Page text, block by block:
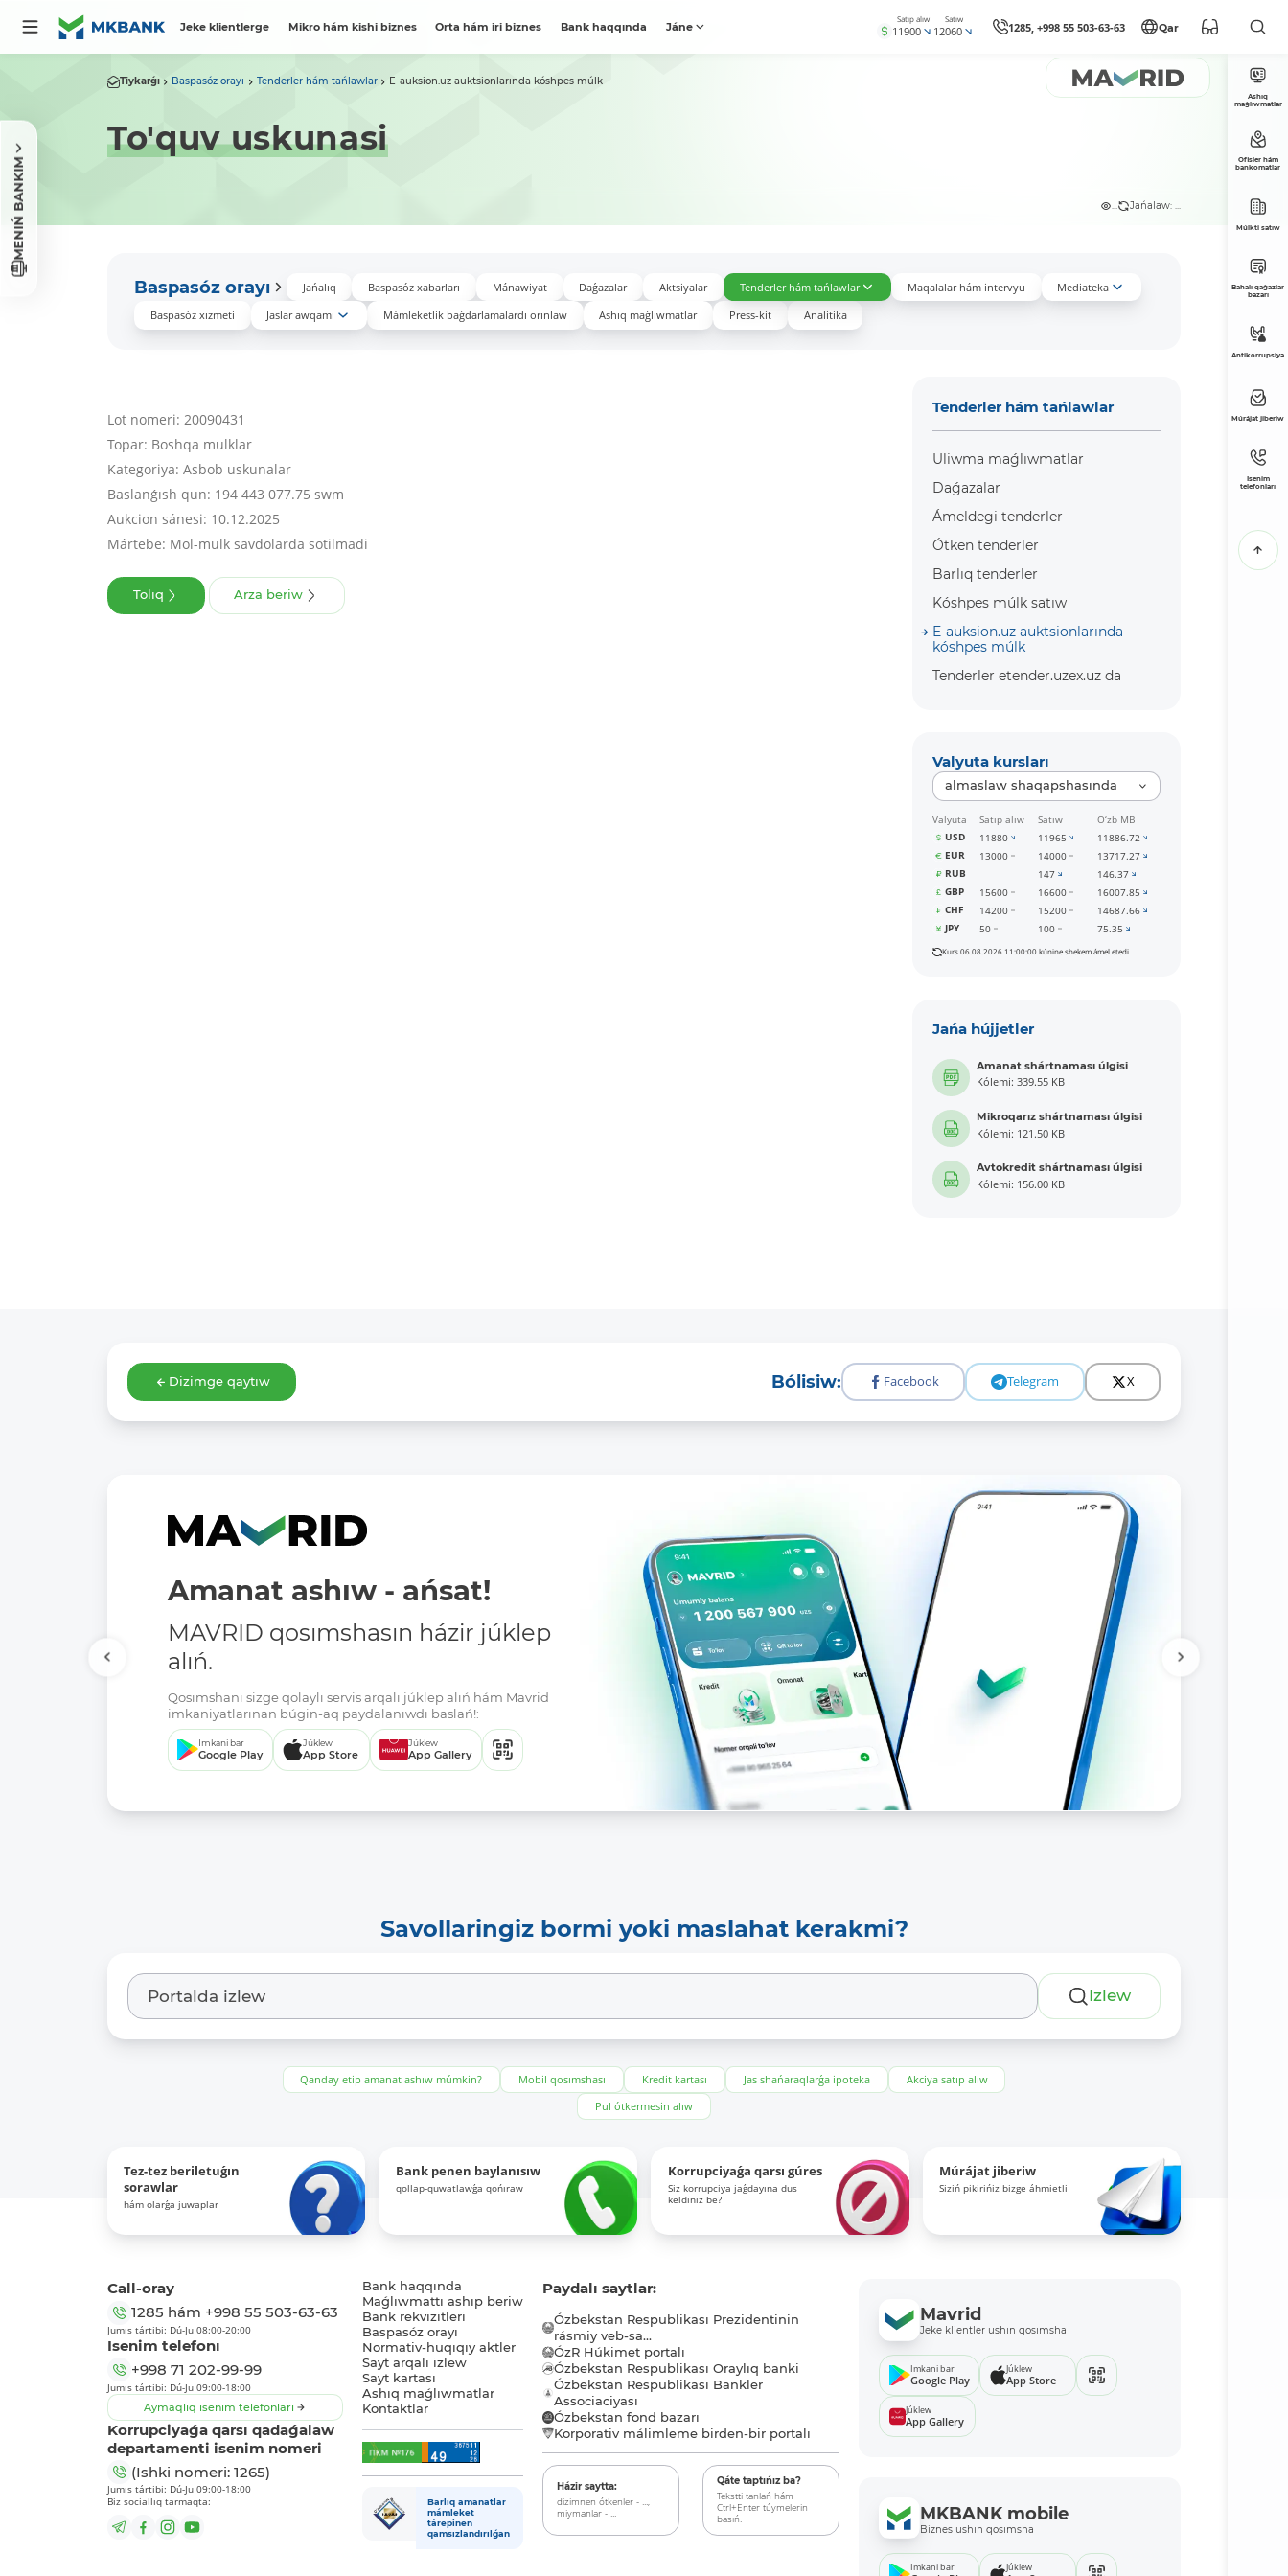
Jeke klientlerge Mikro hám kishi biznes Orta hám iri biznes Bank haqqında Jáne
Satıp alıw
11900
Satıw
12060 1285, +998 55 503-63-63 Qar
MENIŃ BANKIM
Tiykarǵı Baspasóz orayı Tenderler hám tańlawlar E-auksion.uz auktsionlarında kóshpes múlk
To'quv uskunasi
... Jańalaw: ...
Baspasóz orayı Jańalıq Baspasóz xabarları Mánawiyat Daǵazalar Aktsiyalar Tenderler hám tańlawlar Maqalalar hám intervyu
Mediateka
Baspasóz xızmeti
Jaslar awqamı Mámleketlik baǵdarlamalardı orınlaw Ashıq maǵlıwmatlar Press-kit Analitika
Lot nomeri: 20090431
Topar: Boshqa mulklar
Kategoriya: Asbob uskunalar
Baslanǵısh qun: 194 443 077.75 swm
Aukcion sánesi: 10.12.2025
Mártebe: Mol-mulk savdolarda sotilmadi
Tolıq Arza beriw
Tenderler hám tańlawlar
Uliwma maǵlıwmatlar
Daǵazalar
Ámeldegi tenderler
Ótken tenderler
Barlıq tenderler
Kóshpes múlk satıw
E-auksion.uz auktsionlarında
kóshpes múlk
Tenderler etender.uzex.uz da
Valyuta kursları
almaslaw shaqapshasında
Valyuta Satıp alıw Satıw
O‘zb MB
USD
11880 11965
11886.72
EUR
13000 14000
13717.27
RUB
147
146.37
GBP
15600 16600
16007.85
CHF
14200 15200
14687.66
JPY
50 100 75.35
Kurs 06.08.2026 11:00:00 kúnine shekem ámel etedi
Jańa hújjetler
Amanat shártnaması úlgisi
Kólemi: 339.55 KB
Mikroqarız shártnaması úlgisi
Kólemi: 121.50 KB
Avtokredit shártnaması úlgisi
Kólemi: 156.00 KB
Dizimge qaytıw Bólisiw: Facebook Telegram X
Amanat ashıw - ańsat!
MAVRID qosımshasın házir júklep
alıń.
Qosımshanı sizge qolaylı servis arqalı júklep alıń hám Mavrid
imkaniyatlarınan búgin-aq paydalanıwdı baslań!:
Imkani bar
Google Play
Júklew
App Store
Júklew
App Gallery
Savollaringiz bormi yoki maslahat kerakmi?
Izlew
Qanday etip amanat ashıw múmkin? Mobil qosımshası Kredit kartası Jas shańaraqlarǵa ipoteka
Akciya satıp alıw
Pul ótkermesin alıw
Tez-tez beriletuǵın
sorawlar
hám olarǵa juwaplar
Bank penen baylanısıw
qollap-quwatlawǵa qońıraw
Korrupciyaǵa qarsı gúres
Siz korrupciya jaǵdayına dus
keldiniz be?
Múrájat jiberiw
Siziń pikirińiz bizge áhmietli
Ashıq
maǵlıwmatlar
Ofisler hám
bankomatlar
Múlkti satıw
Bahalı qaǵazlar
bazarı
Antikorrupsiya
Múrájat jiberiw
Isenim
telefonları
Call-oray
1285 hám +998 55 503-63-63
Jumıs tártibi: Dú-Ju 08:00-20:00
Isenim telefonı
+998 71 202-99-99
Jumıs tártibi: Dú-Ju 09:00-18:00
Aymaqlıq isenim telefonları
Korrupciyaǵa qarsı qadaǵalaw
departamenti isenim nomeri
(Ishki nomeri: 1265)
Jumıs tártibi: Dú-Ju 09:00-18:00
Biz sociallıq tarmaqta:
Bank haqqında
Maǵlıwmattı ashıp beriw
Bank rekvizitleri
Baspasóz orayı
Normativ-huqıqıy aktler
Sayt arqalı izlew
Sayt kartası
Ashıq maǵlıwmatlar
Kontaktlar
Barlıq amanatlar
mámleket
tárepinen
qamsızlandırılǵan
Paydalı saytlar:
Ózbekstan Respublikası Prezidentinin
rásmiy veb-sa...
ÓzR Húkimet portalı
Ózbekstan Respublikası Oraylıq banki
Ózbekstan Respublikası Bankler
Associaciyası
Ózbekstan fond bazarı
Korporativ málimleme birden-bir portalı
Házir saytta:
dizimnen ótkenler - ...,
miymanlar - ...
Qáte taptıńız ba?
Tekstti tanlań hám
Ctrl+Enter túymelerin
basıń.
Mavrid
Jeke klientler ushın qosımsha
Imkani bar
Google Play
Júklew
App Store
Júklew
App Gallery
MKBANK mobile
Biznes ushın qosımsha
Imkani bar Júklew